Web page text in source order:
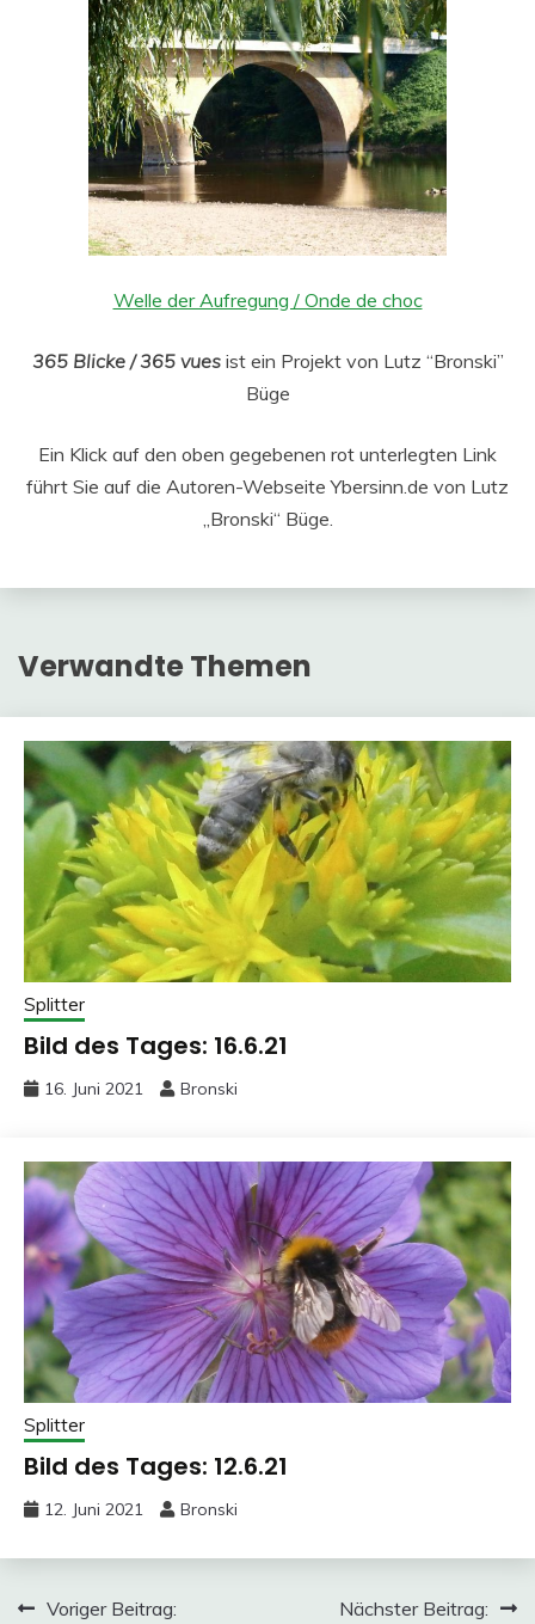
Welle der Aufregung / Onde de choc
365 Blicke / 365 vuesist ein Projekt von Lutz “Bronski”
Büge
Ein Klick auf den oben gegebenen rot unterlegten Link
führt Sie auf die Autoren-Webseite Ybersinn.de von Lutz
„Bronski“ Büge.
Verwandte Themen
Splitter
Bild des Tages: 16.6.21
16. Juni 2021 Bronski
Splitter
Bild des Tages: 12.6.21
12. Juni 2021 Bronski
Beitragsnavigation
Voriger Beitrag: Nächster Beitrag: